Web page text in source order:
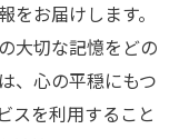
お届けします。
大切な記憶をどの
、心の平穏にもつ
スを利用すること